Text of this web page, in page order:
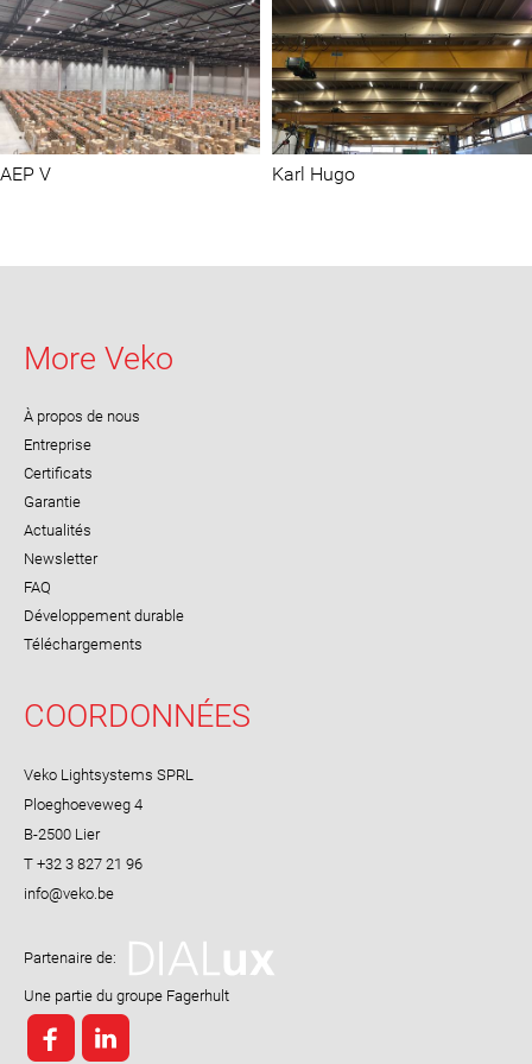
AEP V
Bedrijfshallen
Karl Hugo
More Veko
À propos de nous
Entreprise
Certificats
Garantie
Actualités
Newsletter
FAQ
Développement durable
Téléchargements
COORDONNÉES
Veko Lightsystems SPRL
Ploeghoeveweg 4
B-2500 Lier
T +32 3 827 21 96
Partenaire de:
Une partie du groupe Fagerhult